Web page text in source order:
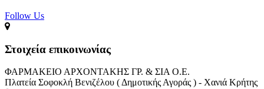
Follow Us​
Στοιχεία επικοινωνίας
ΦΑΡΜΑΚΕΙΟ ΑΡΧΟΝΤΑΚΗΣ ΓΡ. & ΣΙΑ Ο.Ε.
Πλατεία Σοφοκλή Βενιζέλου ( Δημοτικής Αγοράς ) - Χανιά Κρήτης